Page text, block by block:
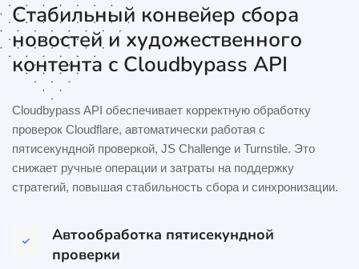
Стабильный конвейер сбора
новостей и художественного
контента с Cloudbypass API
Cloudbypass API обеспечивает корректную обработку
проверок Cloudflare, автоматически работая с
пятисекундной проверкой, JS Challenge и Turnstile. Это
снижает ручные операции и затраты на поддержку
стратегий, повышая стабильность сбора и синхронизации.
Автообработка пятисекундной
проверки